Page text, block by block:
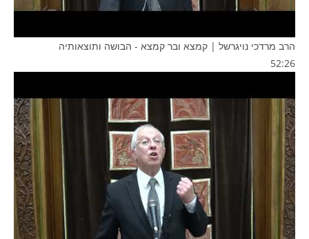
הרב מרדכי נויגרשל | קמצא ובר קמצא - הבושה ותוצאותיה
52:26